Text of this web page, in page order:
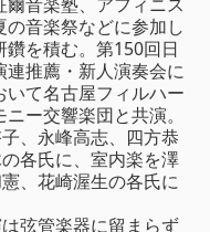
爾音楽塾、アフィニス
の音楽祭などに参加し
鑽を積む。第150回日
連推薦・新人演奏会に
いて名古屋フィルハー
ニー交響楽団と共演。
、永峰高志、四方恭
各氏に、室内楽を澤
、花崎渥生の各氏に
弦管楽器に留まらず